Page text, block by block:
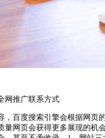
网推广联系方式
，百度搜索引擎会根据网页
量网页会获得更多展现的机